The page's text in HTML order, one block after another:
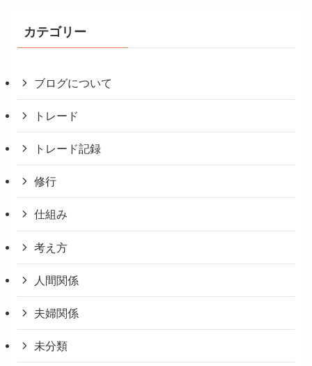
カテゴリー
ブログについて
トレード
トレード記録
修行
仕組み
考え方
人間関係
夫婦関係
未分類